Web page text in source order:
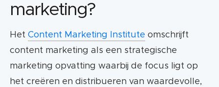
marketing?
Het Content Marketing Institute omschrijft
content marketing als een strategische
marketing opvatting waarbij de focus ligt op
het creëren en distribueren van waardevolle,